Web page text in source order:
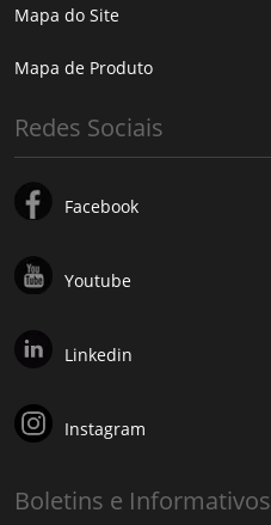
Mapa do Site
Mapa de Produto
Redes Sociais
Facebook
Youtube
Linkedin
Instagram
Boletins e Informativos